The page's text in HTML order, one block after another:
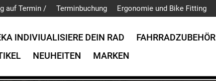
auf Termin / Terminbuchung Ergonomie und Bike Fitting
INDIVIUALISIERE DEIN RAD FAHRRADZUBEHÖR
NEUHEITEN MARKEN